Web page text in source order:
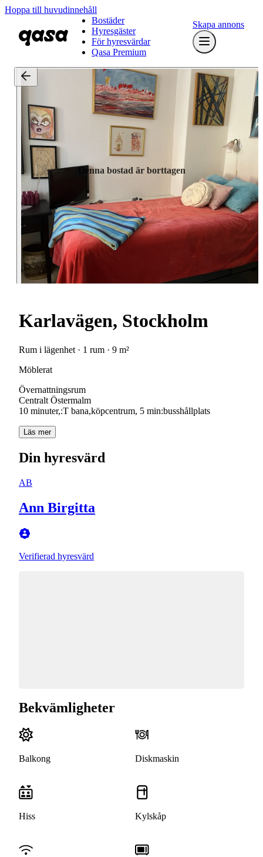
Hoppa till huvudinnehåll
Bostäder
Hyresgäster
För hyresvärdar
Qasa Premium
Skapa annons
Denna bostad är borttagen
Karlavägen, Stockholm
Rum i lägenhet · 1 rum · 9 m²
Möblerat
Övernattningsrum
Centralt Östermalm
10 minuter,:T bana,köpcentrum, 5 min:busshållplats
Läs mer
Din hyresvärd
AB
Ann Birgitta
Verifierad hyresvärd
Bekvämligheter
Balkong Diskmaskin
Hiss Kylskåp